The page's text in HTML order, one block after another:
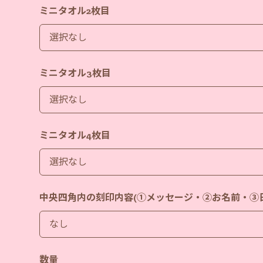
ミニタオル2枚目
ミニタオル3枚目
ミニタオル4枚目
中央四角内の刻印内容(①メッセージ・②お名前・③
数量